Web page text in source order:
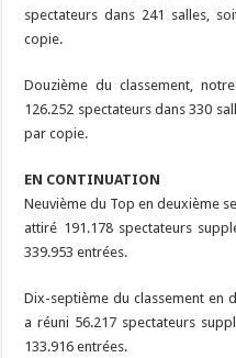
spectateurs dans 241 salles,
copie.
Douzième du classement,
126.252 spectateurs dans 330
par copie.
EN CONTINUATION
Neuvième du Top en deuxième
attiré 191.178 spectateurs
339.953 entrées.
Dix-septième du classement en
a réuni 56.217 spectateurs
133.916 entrées.